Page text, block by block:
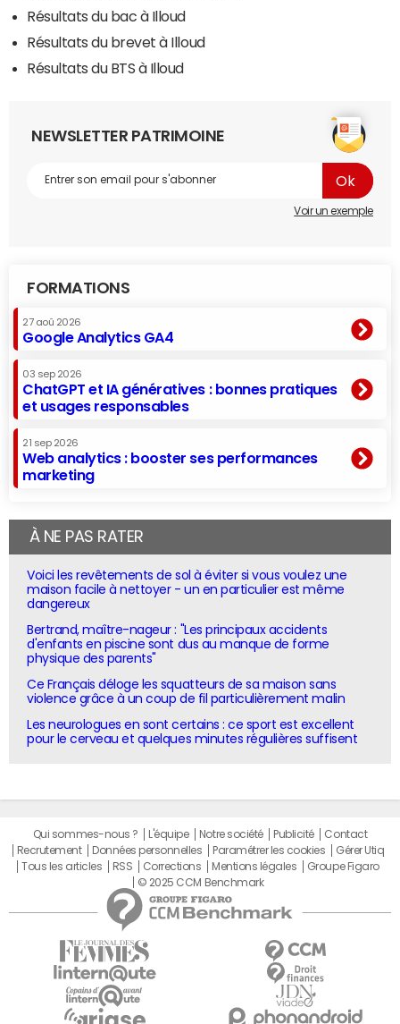
Résultats du bac à Illoud
Résultats du brevet à Illoud
Résultats du BTS à Illoud
NEWSLETTER PATRIMOINE
Voir un exemple
FORMATIONS
27 aoû 2026
Google Analytics GA4
03 sep 2026
ChatGPT et IA génératives : bonnes pratiques
et usages responsables
21 sep 2026
Web analytics : booster ses performances
marketing
À NE PAS RATER
Voici les revêtements de sol à éviter si vous voulez une
maison facile à nettoyer - un en particulier est même
dangereux
Bertrand, maître-nageur : "Les principaux accidents
d'enfants en piscine sont dus au manque de forme
physique des parents"
Ce Français déloge les squatteurs de sa maison sans
violence grâce à un coup de fil particulièrement malin
Les neurologues en sont certains : ce sport est excellent
pour le cerveau et quelques minutes régulières suffisent
Qui sommes-nous ? L'équipe Notre société Publicité
Contact
Recrutement
Données personnelles Paramétrer les cookies
Gérer Utiq
Tous les articles
RSS Corrections Mentions légales
Groupe Figaro
© 2025 CCM Benchmark